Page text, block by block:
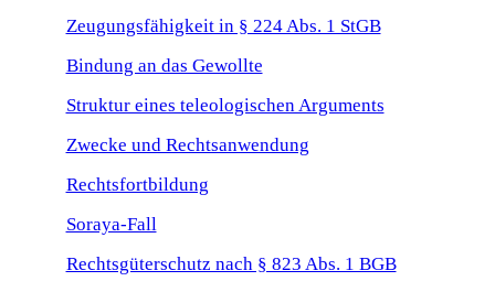
Zeugungsfähigkeit in § 224 Abs. 1 StGB
Bindung an das Gewollte
Struktur eines teleologischen Arguments
Zwecke und Rechtsanwendung
Rechtsfortbildung
Soraya-Fall
Rechtsgüterschutz nach § 823 Abs. 1 BGB